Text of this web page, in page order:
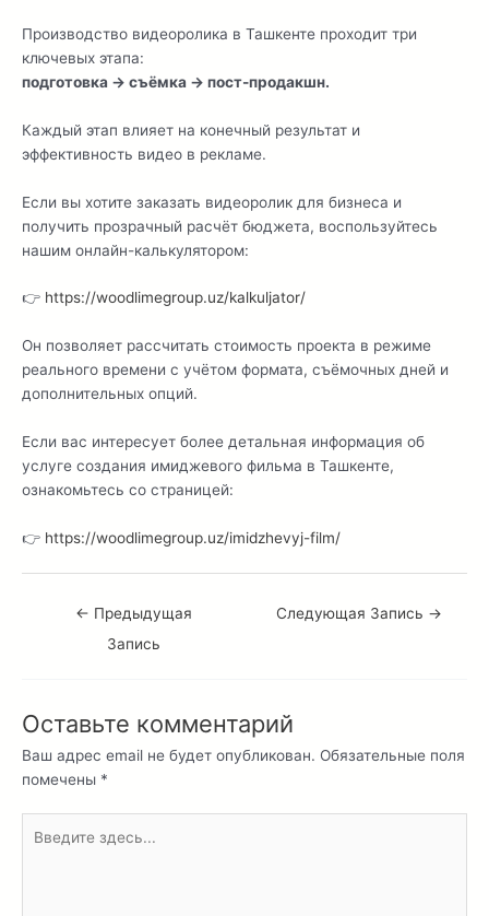
Производство видеоролика в Ташкенте проходит три
ключевых этапа:
подготовка → съёмка → пост-продакшн.
Каждый этап влияет на конечный результат и
эффективность видео в рекламе.
Если вы хотите заказать видеоролик для бизнеса и
получить прозрачный расчёт бюджета, воспользуйтесь
нашим онлайн-калькулятором:
👉 https://woodlimegroup.uz/kalkuljator/
Он позволяет рассчитать стоимость проекта в режиме
реального времени с учётом формата, съёмочных дней и
дополнительных опций.
Если вас интересует более детальная информация об
услуге создания имиджевого фильма в Ташкенте,
ознакомьтесь со страницей:
👉 https://woodlimegroup.uz/imidzhevyj-film/
← Предыдущая
Запись
Следующая Запись →
Оставьте комментарий
Ваш адрес email не будет опубликован. Обязательные поля
помечены *
здесь...